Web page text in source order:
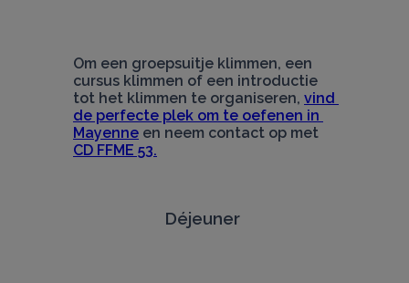
Om een groepsuitje klimmen, een
cursus klimmen of een introductie
tot het klimmen te organiseren, vind
de perfecte plek om te oefenen in
Mayenne
CD FFME 53.
Déjeuner